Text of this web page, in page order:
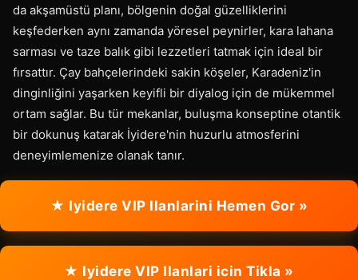
da akşamüstü planı, bölgenin doğal güzelliklerini
keşfederken aynı zamanda yöresel peynirler, kara lahana
sarması ve taze balık gibi lezzetleri tatmak için ideal bir
fırsattır. Çay bahçelerindeki sakin köşeler, Karadeniz'in
dinginliğini yaşarken keyifli bir diyalog için de mükemmel
ortam sağlar. Bu tür mekanlar, buluşma konseptine otantik
bir dokunuş katarak İyidere'nin huzurlu atmosferini
deneyimlemenize olanak tanır.
★ Iyidere VIP Ilanlarini Hemen Gor »
★ Iyidere VIP Ilanlari icin Tikla »